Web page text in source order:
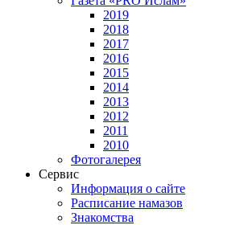
2019
2018
2017
2016
2015
2014
2013
2012
2011
2010
Фотогалерея
Сервис
Информация о сайте
Расписание намазов
Знакомства